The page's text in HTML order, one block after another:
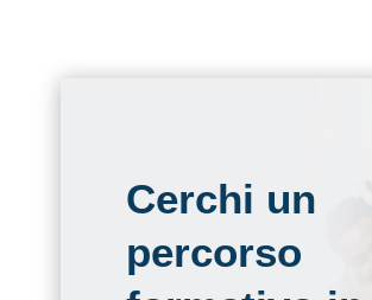
Cerchi un
percorso